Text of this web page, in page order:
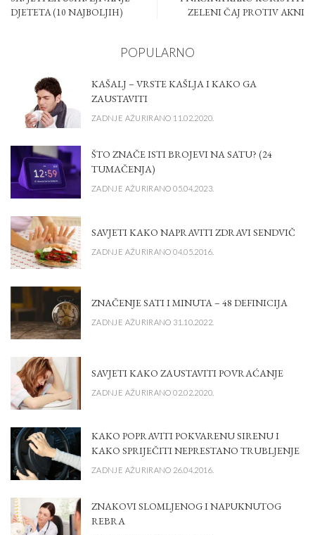
DJETETA (10 NAJBOLJIH)
ZELENI ČAJ PROTIV AKNI
POPULARNO
KAŠALJ – VRSTE KAŠLJA I KAKO GA
ZAUSTAVITI
ZADNJE AŽURIRANO 11.02.2020.
ŠTO ZNAČE ISTI BROJEVI NA SATU? (24
TUMAČENJA)
ZADNJE AŽURIRANO 05.04.2023.
SAVJETI KAKO NAPRAVITI ZDRAVI SENDVIČ
ZADNJE AŽURIRANO 04.05.2016.
ZNAČENJE SATI I MINUTA – 48 DEFINICIJA
ZADNJE AŽURIRANO 31.10.2022.
SAVJETI KAKO ZAUSTAVITI POVRAĆANJE
ZADNJE AŽURIRANO 02.02.2020.
KAKO POPRAVITI POKVARENU SIRENU I
KAKO SPRIJEČITI NEPRESTANO TRUBLJENJE
ZADNJE AŽURIRANO 26.04.2016.
ZNAKOVI SLOMLJENOG I NAPUKNUTOG
REBRA